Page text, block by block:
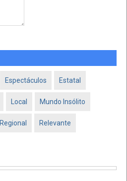
Espectáculos Estatal
Local Mundo Insólito
Regional Relevante